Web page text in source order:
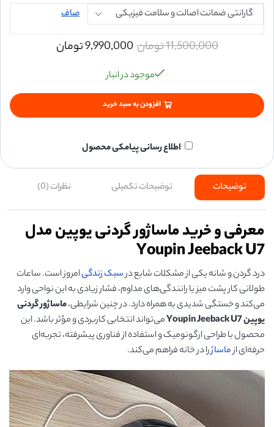
صاف
11,500,000تومان 9,990,000تومان
موجود در انبار
افزودن به سبد خرید
اطلاع رسانی پیامکی محصول
توضیحات توضیحات تکمیلی نظرات (0)
معرفی و خرید ماساژور گردنی یوپین مدل
Youpin Jeeback U7
درد گردن و شانه یکی از مشکلات شایع درسبک زندگیامروز است. ساعات
طولانی کار پشت میز یا رانندگی‌های مداوم، فشار زیادی به این نواحی وارد
می‌کند و خستگی شدیدی به همراه دارد. در چنین شرایطی،ماساژور گردنی
یوپین Youpin Jeeback U7
می‌تواند انتخابی کاربردی و مؤثر باشد. این
محصول با طراحی ارگونومیک و استفاده از فناوری پیشرفته، تجربه‌ای
حرفه‌ای ازماساژرا در خانه فراهم می‌کند.